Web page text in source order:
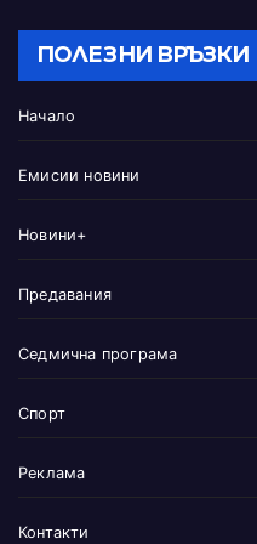
ПОЛЕЗНИ ВРЪЗКИ
Начало
Емисии новини
Новини+
Предавания
Седмична програма
Спорт
Реклама
Контакти